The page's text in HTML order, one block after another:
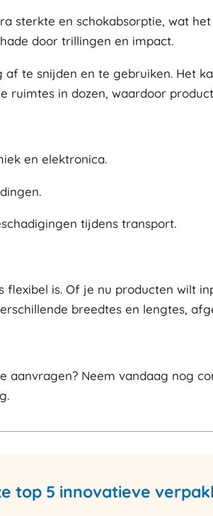
sterkte en schokabsorptie, wat
door trillingen en impact.
te snijden en te gebruiken. Het
in dozen, waardoor
en elektronica.
tijdens transport.
is. Of je nu producten wilt
breedtes en lengtes,
Neem vandaag nog
top 5 innovatieve